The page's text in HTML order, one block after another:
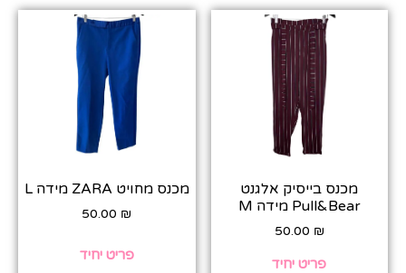
מכנס בייסיק אלגנט
Pull&Bear מידה M
50.00 ₪
פריט יחיד
מכנס מחויט ZARA מידה L
50.00 ₪
פריט יחיד